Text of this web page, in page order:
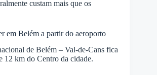
custam mais que os
em Belém a partir do aeroporto
de Belém – Val-de-Cans fica
12 km do Centro da cidade.